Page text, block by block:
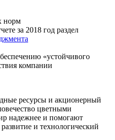
норм
за 2018 год раздел
«устойчивого
компании
ресурсы и акционерный
цветными
надежнее и помогают
и технологический